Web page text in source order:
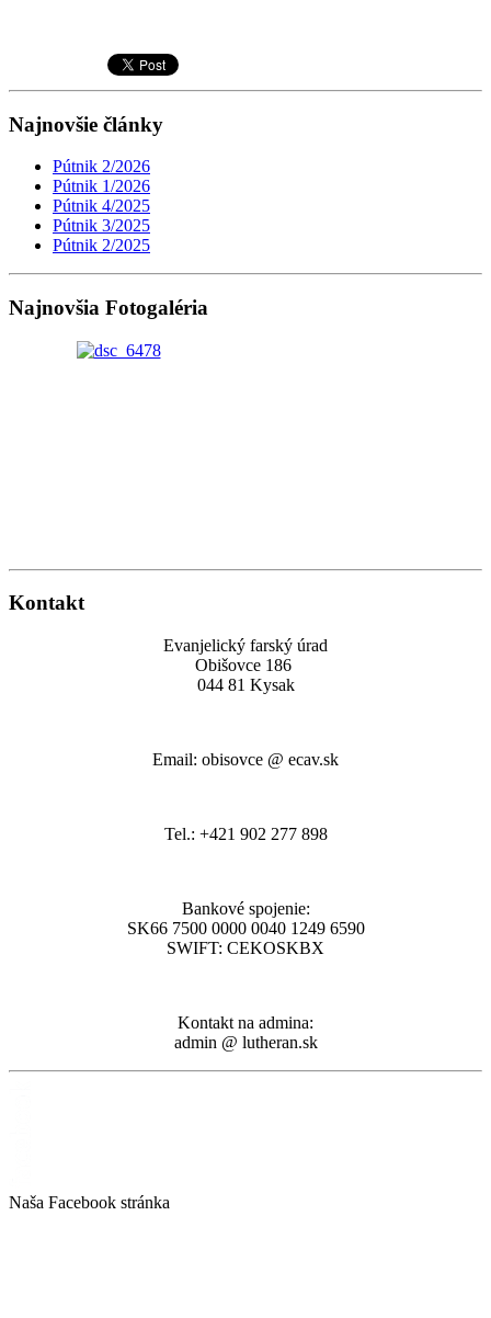
Najnovšie články
Pútnik 2/2026
Pútnik 1/2026
Pútnik 4/2025
Pútnik 3/2025
Pútnik 2/2025
Najnovšia Fotogaléria
Kontakt
Evanjelický farský úrad
Obišovce 186
044 81 Kysak
Email: obisovce @ ecav.sk
Tel.: +421 902 277 898
Bankové spojenie:
SK66 7500 0000 0040 1249 6590
SWIFT: CEKOSKBX
Kontakt na admina:
admin @ lutheran.sk
Naša Facebook stránka